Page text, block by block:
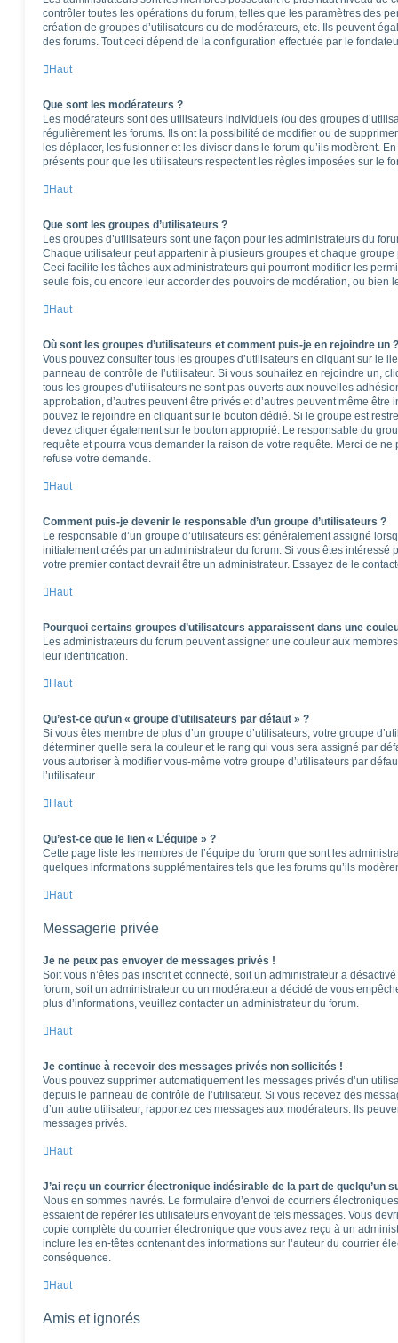
contrôler toutes les opérations du forum, telles que les paramètres des
création de groupes d’utilisateurs ou de modérateurs, etc. Ils peuvent
des forums. Tout ceci dépend de la configuration effectuée par le
Haut
Que sont les modérateurs ?
Les modérateurs sont des utilisateurs individuels (ou des groupes
régulièrement les forums. Ils ont la possibilité de modifier ou de
les déplacer, les fusionner et les diviser dans le forum qu’ils modèrent.
présents pour que les utilisateurs respectent les règles imposées sur le
Haut
Que sont les groupes d’utilisateurs ?
Les groupes d’utilisateurs sont une façon pour les administrateurs du
Chaque utilisateur peut appartenir à plusieurs groupes et chaque
Ceci facilite les tâches aux administrateurs qui pourront modifier les
seule fois, ou encore leur accorder des pouvoirs de modération, ou bien
Haut
Où sont les groupes d’utilisateurs et comment puis-je en rejoindre un ?
Vous pouvez consulter tous les groupes d’utilisateurs en cliquant sur le
panneau de contrôle de l’utilisateur. Si vous souhaitez en rejoindre un,
tous les groupes d’utilisateurs ne sont pas ouverts aux nouvelles
approbation, d’autres peuvent être privés et d’autres peuvent même
pouvez le rejoindre en cliquant sur le bouton dédié. Si le groupe est
devez cliquer également sur le bouton approprié. Le responsable du
requête et pourra vous demander la raison de votre requête. Merci de
refuse votre demande.
Haut
Comment puis-je devenir le responsable d’un groupe d’utilisateurs ?
Le responsable d’un groupe d’utilisateurs est généralement assigné
initialement créés par un administrateur du forum. Si vous êtes intéressé
votre premier contact devrait être un administrateur. Essayez de le
Haut
Pourquoi certains groupes d’utilisateurs apparaissent dans une
Les administrateurs du forum peuvent assigner une couleur aux
leur identification.
Haut
Qu’est-ce qu’un « groupe d’utilisateurs par défaut » ?
Si vous êtes membre de plus d’un groupe d’utilisateurs, votre groupe
déterminer quelle sera la couleur et le rang qui vous sera assigné par
vous autoriser à modifier vous-même votre groupe d’utilisateurs par
l’utilisateur.
Haut
Qu’est-ce que le lien « L’équipe » ?
Cette page liste les membres de l’équipe du forum que sont les
quelques informations supplémentaires tels que les forums qu’ils
Haut
Messagerie privée
Je ne peux pas envoyer de messages privés !
Soit vous n’êtes pas inscrit et connecté, soit un administrateur a
forum, soit un administrateur ou un modérateur a décidé de vous
plus d’informations, veuillez contacter un administrateur du forum.
Haut
Je continue à recevoir des messages privés non sollicités !
Vous pouvez supprimer automatiquement les messages privés d’un
depuis le panneau de contrôle de l’utilisateur. Si vous recevez des
d’un autre utilisateur, rapportez ces messages aux modérateurs. Ils
messages privés.
Haut
J’ai reçu un courrier électronique indésirable de la part de quelqu’un
Nous en sommes navrés. Le formulaire d’envoi de courriers
essaient de repérer les utilisateurs envoyant de tels messages. Vous
copie complète du courrier électronique que vous avez reçu à un
inclure les en-têtes contenant des informations sur l’auteur du courrier
conséquence.
Haut
Amis et ignorés